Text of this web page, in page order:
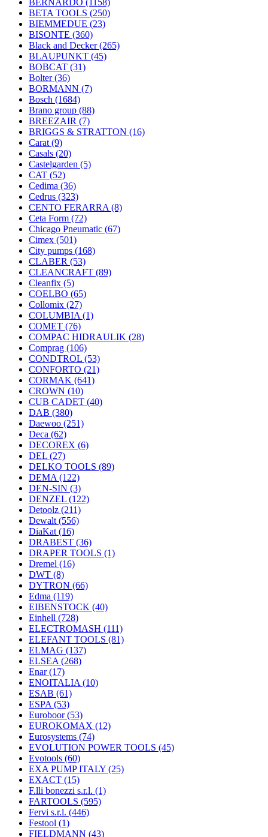
BERNARDO (1158)
BETA TOOLS (250)
BIEMMEDUE (23)
BISONTE (360)
Black and Decker(265)
BLAUPUNKT (45)
BOBCAT (31)
Bolter(36)
BORMANN (7)
Bosch (1684)
Brano group (88)
BREEZAIR (7)
BRIGGS & STRATTON (16)
Carat (9)
Casals (20)
Castelgarden (5)
CAT (52)
Cedima (36)
Cedrus (323)
CENTO FERARRA (8)
Ceta Form (72)
Chicago Pneumatic (67)
Cimex (501)
City pumps (168)
CLABER (53)
CLEANCRAFT (89)
Cleanfix (5)
COELBO (65)
Collomix (27)
COLUMBIA (1)
COMET (76)
COMPAC HIDRAULIK (28)
Comprag (106)
CONDTROL (53)
CONFORTO (21)
CORMAK (641)
CROWN (10)
CUB CADET (40)
DAB (380)
Daewoo (251)
Deca (62)
DECOREX (6)
DEL (27)
DELKO TOOLS (89)
DEMA (122)
DEN-SIN (3)
DENZEL (122)
Detoolz (211)
Dewalt (556)
DiaKat (16)
DRABEST (36)
DRAPER TOOLS (1)
Dremel (16)
DWT (8)
DYTRON (66)
Edma (119)
EIBENSTOCK (40)
Einhell (728)
ELECTROMASH (111)
ELEFANT TOOLS (81)
ELMAG (137)
ELSEA (268)
Enar(17)
ENOITALIA (10)
ESAB (61)
ESPA (53)
Euroboor(53)
EUROKOMAX (12)
Eurosystems (74)
EVOLUTION POWER TOOLS (45)
Evotools (60)
EXA PUMP ITALY (25)
EXACT (15)
F.lli bonezzi s.r.l. (1)
FARTOOLS (595)
Fervi s.r.l. (446)
Festool (1)
FIELDMANN (43)